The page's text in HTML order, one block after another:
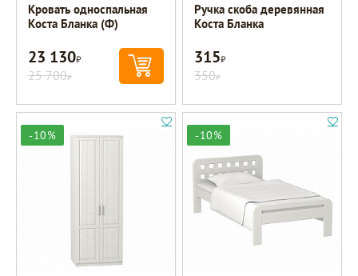
Кровать односпальная
Коста Бланка (Ф)
23 130Р
25 700Р
Ручка скоба деревянная
Коста Бланка
315Р
350Р
-10% -10%